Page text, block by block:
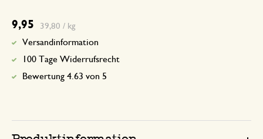
9,95 39,80 / kg
Versandinformation
100 Tage Widerrufsrecht
Bewertung 4.63 von 5